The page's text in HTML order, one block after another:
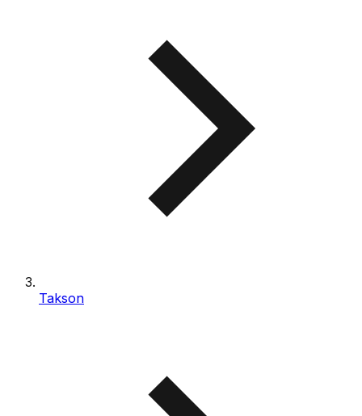
Takson